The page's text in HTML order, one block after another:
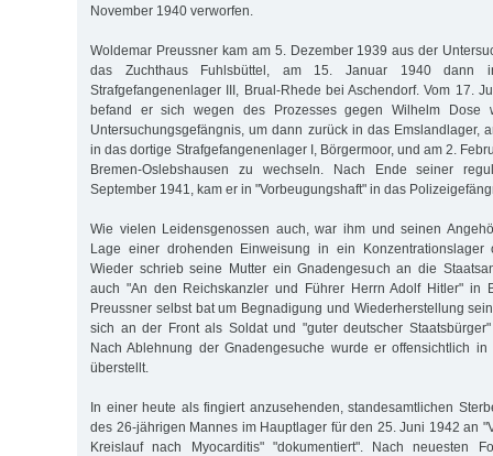
November 1940 verworfen.
Woldemar Preussner kam am 5. Dezember 1939 aus der
das Zuchthaus Fuhlsbüttel, am 15. Januar 1940 dann
Strafgefangenenlager III, Brual-Rhede bei Aschendorf. Vom 17.
befand er sich wegen des Prozesses gegen Wilhelm Dose
Untersuchungsgefängnis, um dann zurück in das Emslandlager,
in das dortige Strafgefangenenlager I, Börgermoor, und am 2.
Bremen-Oslebshausen zu wechseln. Nach Ende seiner
September 1941, kam er in "Vorbeugungshaft" in das
Wie vielen Leidensgenossen auch, war ihm und seinen
Lage einer drohenden Einweisung in ein Konzentrationslager
Wieder schrieb seine Mutter ein Gnadengesuch an die
auch "An den Reichskanzler und Führer Herrn Adolf Hitler" in
Preussner selbst bat um Begnadigung und Wiederherstellung
sich an der Front als Soldat und "guter deutscher
Nach Ablehnung der Gnadengesuche wurde er offensichtlich
überstellt.
In einer heute als fingiert anzusehenden, standesamtlichen
des 26-jährigen Mannes im Hauptlager für den 25. Juni 1942 an
Kreislauf nach Myocarditis" "dokumentiert". Nach neuesten